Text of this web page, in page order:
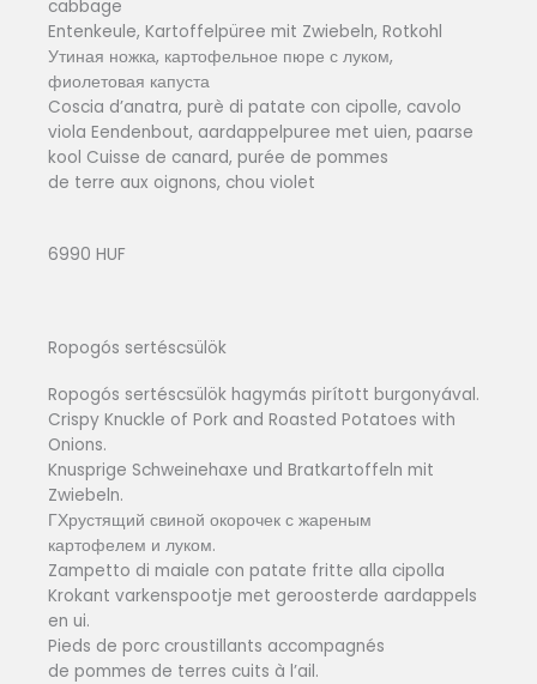
cabbage
Entenkeule, Kartoffelpüree mit Zwiebeln, Rotkohl
Утиная ножка, картофельное пюре с луком,
фиолетовая капуста
Coscia d’anatra, purè di patate con cipolle, cavolo
viola Eendenbout, aardappelpuree met uien, paarse
kool Cuisse de canard, purée de pommes
de terre aux oignons, chou violet
6990 HUF
Ropogós sertéscsülök
Ropogós sertéscsülök hagymás pirított burgonyával.
Crispy Knuckle of Pork and Roasted Potatoes with
Onions.
Knusprige Schweinehaxe und Bratkartoffeln mit
Zwiebeln.
ГХрустящий свиной окорочек с жареным
картофелем и луком.
Zampetto di maiale con patate fritte alla cipolla
Krokant varkenspootje met geroosterde aardappels
en ui.
Pieds de porc croustillants accompagnés
de pommes de terres cuits à l’ail.